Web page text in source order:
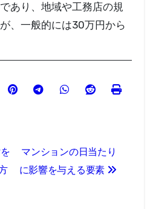
あり、地域や工務店の規
、一般的には30万円から
マンションの日当たり
に影響を与える要素